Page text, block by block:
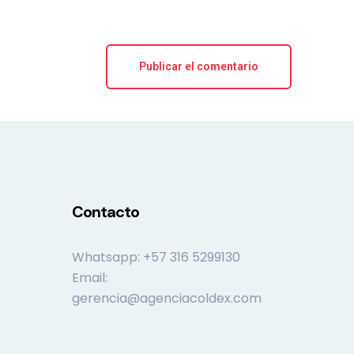
Contacto
Whatsapp: +57 316 5299130
Email:
gerencia@agenciacoldex.com